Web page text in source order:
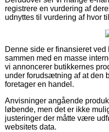
registrere en vurdering af
udnyttes til vurdering af hvor
Denne side er finansieret
sammen med en masse
vi annoncerer butikkernes
under forudsætning af at den
foretager en handel.
Anvisninger angående
løbende, men det er ikke
justeringer der måtte være
websitets data.